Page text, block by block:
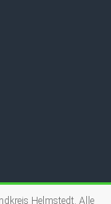
Helmstedt. Alle